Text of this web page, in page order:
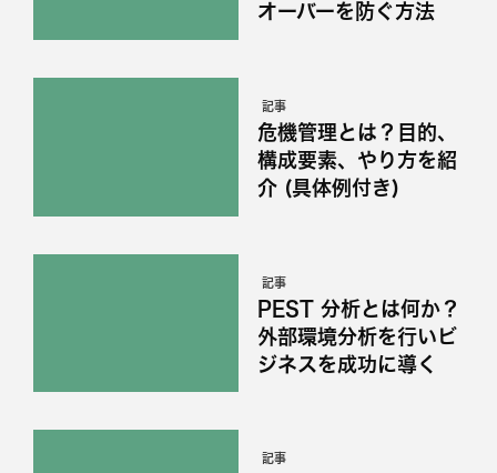
オーバーを防ぐ方法
記事
危機管理とは？目的、
構成要素、やり方を紹
介 (具体例付き)
記事
PEST 分析とは何か？
外部環境分析を行いビ
ジネスを成功に導く
記事